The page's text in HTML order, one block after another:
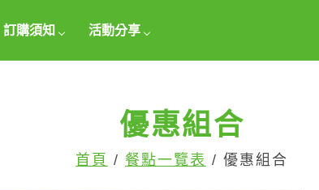
訂購須知 活動分享
優惠組合
首頁 / 餐點一覽表 / 優惠組合